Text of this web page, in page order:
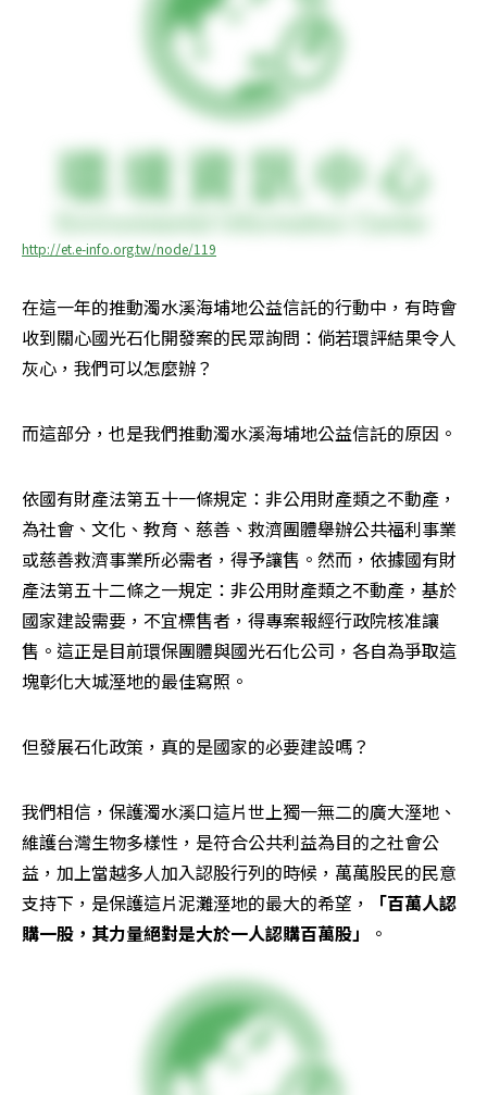
http://et.e-info.org.tw/node/119
在這一年的推動濁水溪海埔地公益信託的行動中，有時會
收到關心國光石化開發案的民眾詢問：倘若環評結果令人
灰心，我們可以怎麼辦？
而這部分，也是我們推動濁水溪海埔地公益信託的原因。
依國有財產法第五十一條規定：非公用財產類之不動產，
為社會、文化、教育、慈善、救濟團體舉辦公共福利事業
或慈善救濟事業所必需者，得予讓售。然而，依據國有財
產法第五十二條之一規定：非公用財產類之不動產，基於
國家建設需要，不宜標售者，得專案報經行政院核准讓
售。這正是目前環保團體與國光石化公司，各自為爭取這
塊彰化大城溼地的最佳寫照。
但發展石化政策，真的是國家的必要建設嗎？
我們相信，保護濁水溪口這片世上獨一無二的廣大溼地、
維護台灣生物多樣性，是符合公共利益為目的之社會公
益，加上當越多人加入認股行列的時候，萬萬股民的民意
支持下，是保護這片泥灘溼地的最大的希望，
「百萬人認
購一股，其力量絕對是大於一人認購百萬股」
。